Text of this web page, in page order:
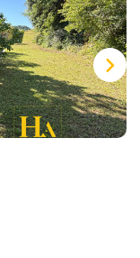
Estimer
Mon
Bien